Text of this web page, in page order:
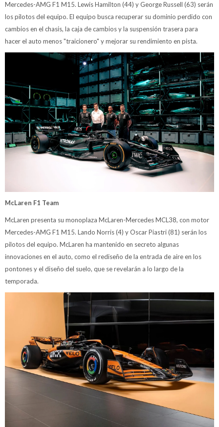
Mercedes-AMG F1 M15. Lewis Hamilton (44) y George Russell (63) serán
los pilotos del equipo. El equipo busca recuperar su dominio perdido con
cambios en el chasis, la caja de cambios y la suspensión trasera para
hacer el auto menos "traicionero" y mejorar su rendimiento en pista.
McLaren F1 Team
McLaren presenta su monoplaza McLaren-Mercedes MCL38, con motor
Mercedes-AMG F1 M15. Lando Norris (4) y Oscar Piastri (81) serán los
pilotos del equipo. McLaren ha mantenido en secreto algunas
innovaciones en el auto, como el rediseño de la entrada de aire en los
pontones y el diseño del suelo, que se revelarán a lo largo de la
temporada.